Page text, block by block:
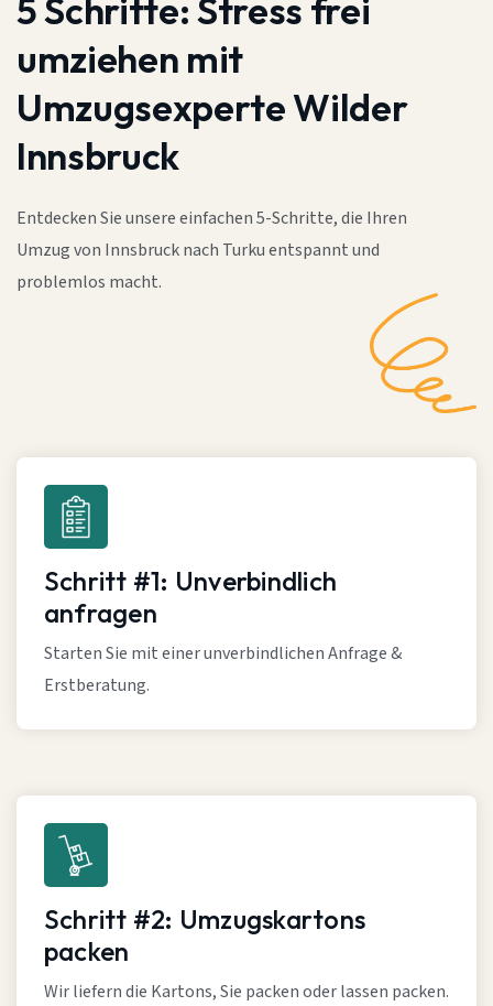
5 Schritte:Stress frei
umziehen mit
Umzugsexperte Wilder
Innsbruck
Entdecken Sie unsere einfachen 5-Schritte, die Ihren
Umzug von Innsbruck nach Turku entspannt und
problemlos macht.
Schritt #1: Unverbindlich
anfragen
Starten Sie mit einer unverbindlichen Anfrage &
Erstberatung.
Schritt #2: Umzugskartons
packen
Wir liefern die Kartons, Sie packen oder lassen packen.